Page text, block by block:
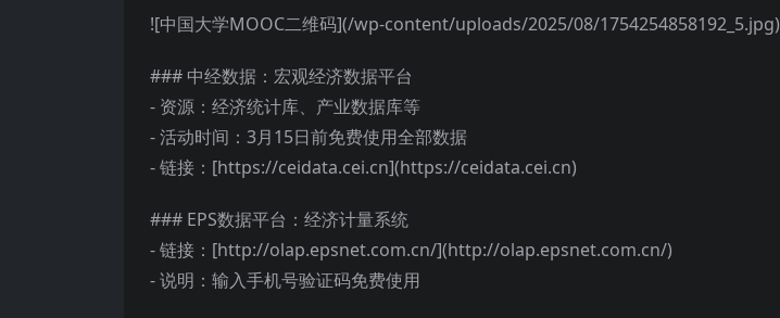
![中国大学MOOC二维码](/wp-content/uploads/2025/08/1754254858192_5.jpg)
### 中经数据：宏观经济数据平台
- 资源：经济统计库、产业数据库等
- 活动时间：3月15日前免费使用全部数据
- 链接：[https://ceidata.cei.cn](https://ceidata.cei.cn)
### EPS数据平台：经济计量系统
- 链接：[http://olap.epsnet.com.cn/](http://olap.epsnet.com.cn/)
- 说明：输入手机号验证码免费使用